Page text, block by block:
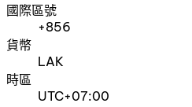
國際區號
+856
貨幣
LAK
時區
UTC+07:00